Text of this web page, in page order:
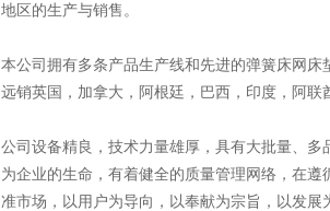
地区的生产与销售。
本公司拥有多条产品生产线和先进的弹簧床网
远销英国，加拿大，阿根廷，巴西，印度，阿联
公司设备精良，技术力量雄厚，具有大批量、
为企业的生命，有着健全的质量管理网络，在
准市场，以用户为导向，以奉献为宗旨，以发